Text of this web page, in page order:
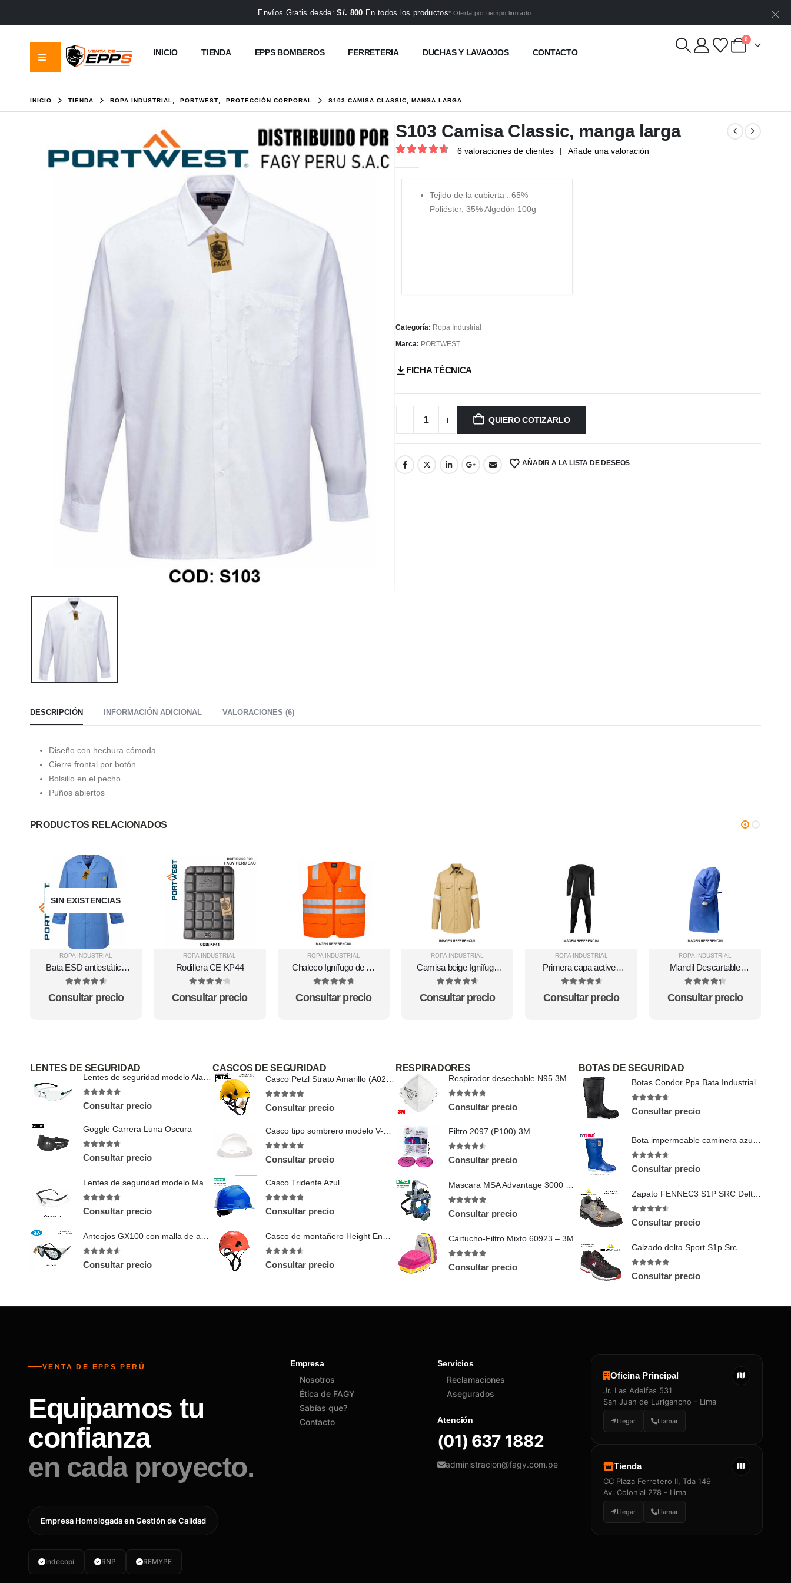
Envíos Gratis desde:S/. 800 En todos los productos* Oferta por tiempo limitado.
INICIO TIENDA EPPS BOMBEROS FERRETERIA DUCHAS Y LAVAOJOS CONTACTO
0
INICIO TIENDA ROPA INDUSTRIAL PORTWEST PROTECCIÓN CORPORAL S103 CAMISA CLASSIC, MANGA LARGA
S103 Camisa Classic, manga larga
6valoraciones de clientes | Añade una valoración
Tejido de la cubierta : 65%
Poliéster, 35% Algodón 100g
Categoría: Ropa Industrial
Marca: PORTWEST
FICHA TÉCNICA
QUIERO COTIZARLO
AÑADIR A LA LISTA DE DESEOS
DESCRIPCIÓN INFORMACIÓN ADICIONAL VALORACIONES (6)
Diseño con hechura cómoda
Cierre frontal por botón
Bolsillo en el pecho
Puños abiertos
PRODUCTOS RELACIONADOS
SIN EXISTENCIAS
ROPA INDUSTRIAL
Bata ESD antiestática
AS10
Consultar precio
ROPA INDUSTRIAL
Rodillera CE KP44
Consultar precio
ROPA INDUSTRIAL
Chaleco Ignífugo de 12
cal/cm² con cinta
Consultar precio
ROPA INDUSTRIAL
Camisa beige Ignífuga
de 34 cal/cm² con cinta
Consultar precio
ROPA INDUSTRIAL
Primera capa activex
polyester Activex 06-02-
Consultar precio
ROPA INDUSTRIAL
Mandil Descartable
SMS 40 gr Tori
Consultar precio
LENTES DE SEGURIDAD
Consultar precio
Goggle Carrera Luna Oscura
4.75 out of 5
Consultar precio
4.71 out of 5
Consultar precio
4.57 out of 5
Consultar precio
CASCOS DE SEGURIDAD
Consultar precio
Consultar precio
Casco Tridente Azul
4.78 out of 5
Consultar precio
4.5 out of 5
Consultar precio
RESPIRADORES
4.67 out of 5
Consultar precio
Filtro 2097 (P100) 3M
4.5 out of 5
Consultar precio
5 out of 5
Consultar precio
Cartucho-Filtro Mixto 60923 – 3M
4.75 out of 5
Consultar precio
BOTAS DE SEGURIDAD
Botas Condor Ppa Bata Industrial
4.67 out of 5
Consultar precio
Consultar precio
Zapato FENNEC3 S1P SRC Delta Plus
4.5 out of 5
Consultar precio
Calzado delta Sport S1p Src
4.8 out of 5
Consultar precio
VENTA DE EPPS PERÚ
Equipamos tu
confianza
en cada proyecto.
Empresa Homologada en Gestión de Calidad
Indecopi RNP REMYPE
Empresa
Nosotros
Ética de FAGY
Sabías que?
Contacto
Servicios
Reclamaciones
Asegurados
Atención
(01) 637 1882
administracion@fagy.com.pe
Oficina Principal
Jr. Las Adelfas 531
San Juan de Lurigancho - Lima
Llegar Llamar
Tienda
CC Plaza Ferretero II, Tda 149
Av. Colonial 278 - Lima
Llegar Llamar